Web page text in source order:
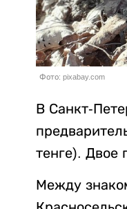
Фото: pixabay.com
В Санкт-
тенге). Двое
Между